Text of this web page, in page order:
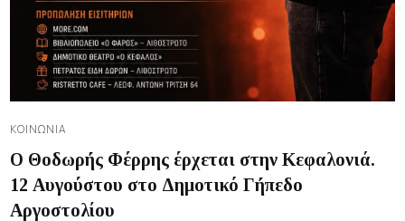
ΚΟΙΝΩΝΊΑ
Ο Θοδωρής Φέρρης έρχεται στην Κεφαλονιά.
12 Αυγούστου στο Δημοτικό Γήπεδο
Αργοστολίου